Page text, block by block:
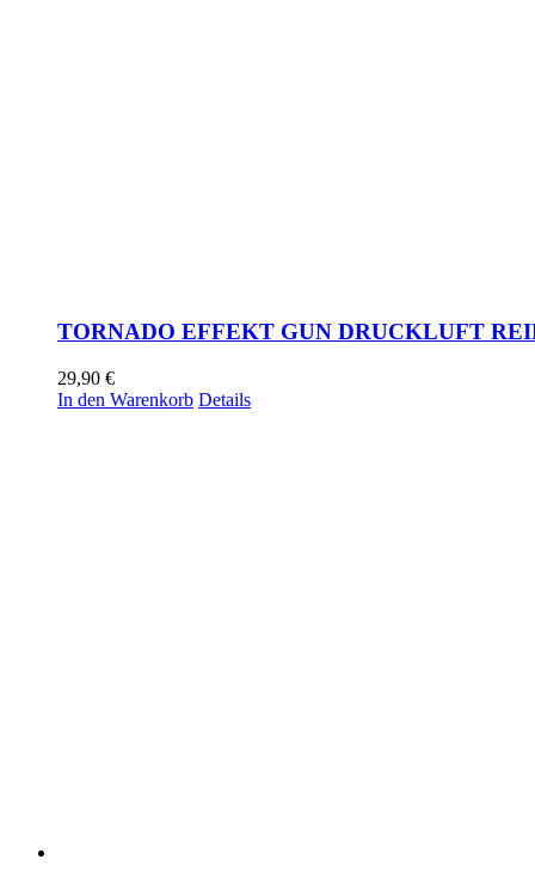
TORNADO EFFEKT GUN DRUCKLUFT
29,90 €
In den Warenkorb Details